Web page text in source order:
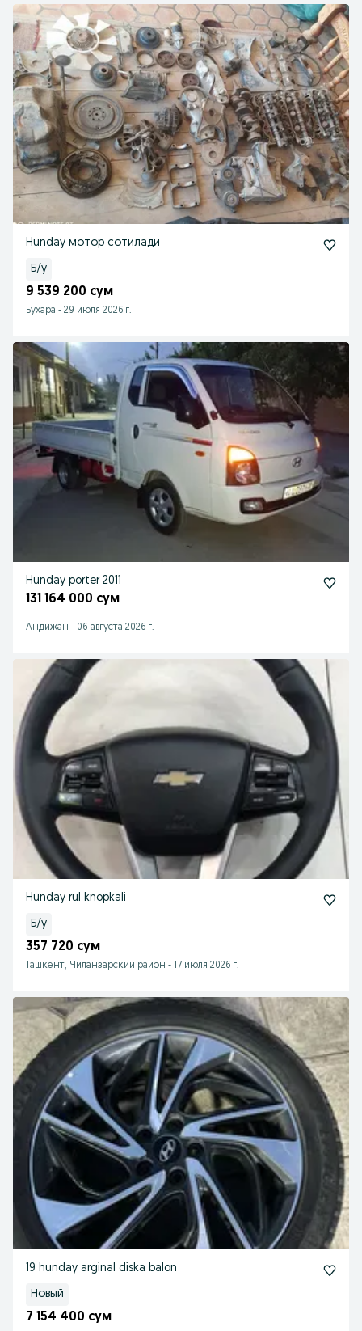
Hunday мотор сотилади
Б/у
9 539 200 сум
Бухара - 29 июля 2026 г.
Hunday porter 2011
131 164 000 сум
Андижан - 06 августа 2026 г.
Hunday rul knopkali
Б/у
357 720 сум
Ташкент, Чиланзарский район - 17 июля 2026 г.
19 hunday arginal diska balon
Новый
7 154 400 сум